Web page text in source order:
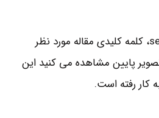
مثلا در مقاله بالا seo tips، کلمه کلیدی مقاله مورد نظر
پایین مشاهده می کنید این
کار رفته است.